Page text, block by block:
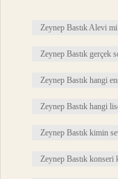
Zeynep Bastık Alevi mi
Zeynep Bastık gerçek
Zeynep Bastık hangi
Zeynep Bastık hangi
Zeynep Bastık kimin
Zeynep Bastık konseri